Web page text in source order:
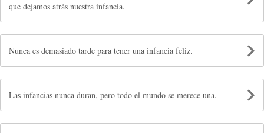
que dejamos atrás nuestra infancia.
Nunca es demasiado tarde para tener una infancia feliz.
Las infancias nunca duran, pero todo el mundo se merece una.